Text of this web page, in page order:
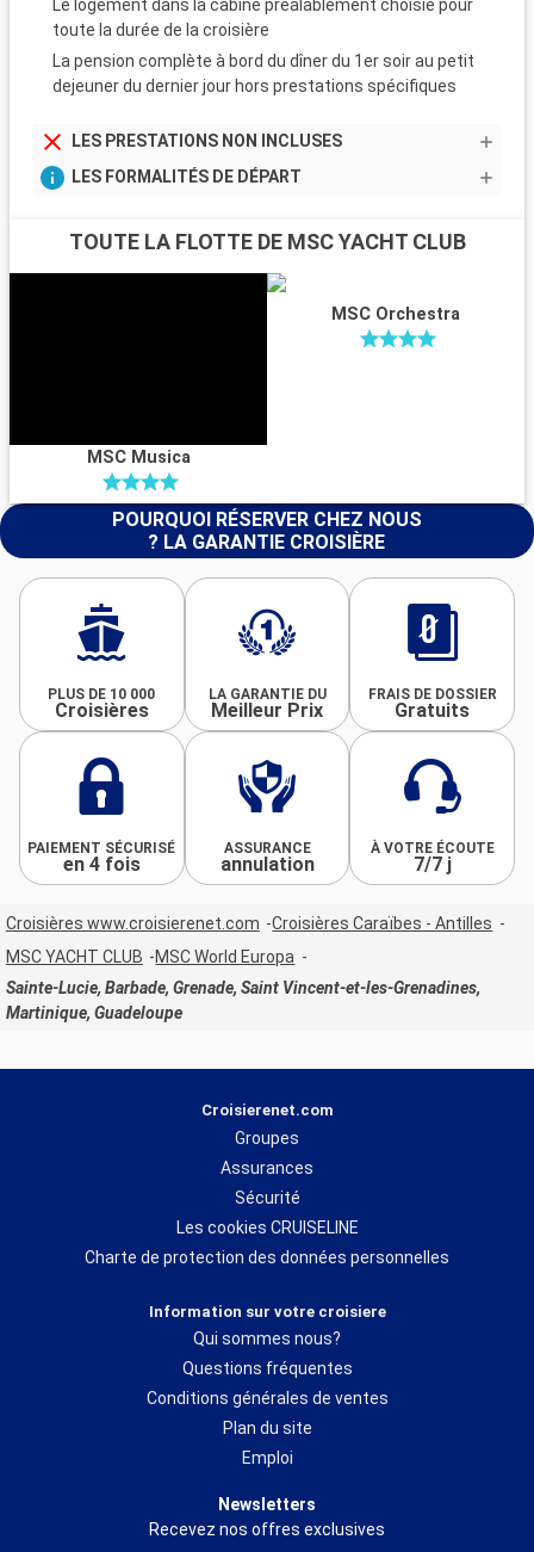
Le logement dans la cabine préalablement choisie pour
toute la durée de la croisière
La pension complète à bord du dîner du 1er soir au petit
dejeuner du dernier jour hors prestations spécifiques
LES PRESTATIONS NON INCLUSES
LES FORMALITÉS DE DÉPART
TOUTE LA FLOTTE DE MSC YACHT CLUB
MSC Musica
MSC Orchestra
POURQUOI RÉSERVER CHEZ NOUS
? LA GARANTIE CROISIÈRE
PLUS DE 10 000
Croisières
LA GARANTIE DU
Meilleur Prix
FRAIS DE DOSSIER
Gratuits
PAIEMENT SÉCURISÉ
en 4 fois
ASSURANCE
annulation
À VOTRE ÉCOUTE
7/7 j
Croisières www.croisierenet.com
Croisières Caraïbes - Antilles
MSC YACHT CLUB
MSC World Europa
Sainte-Lucie, Barbade, Grenade, Saint Vincent-et-les-Grenadines,
Martinique, Guadeloupe
Croisierenet.com
Groupes
Assurances
Sécurité
Les cookies CRUISELINE
Charte de protection des données personnelles
Information sur votre croisiere
Qui sommes nous?
Questions fréquentes
Conditions générales de ventes
Plan du site
Emploi
Newsletters
Recevez nos offres exclusives